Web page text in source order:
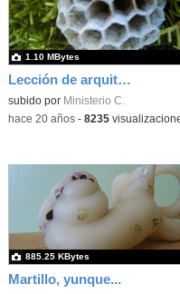
Lección de arquitectura
subido por Ministerio C.
1.10 MBytes
-hace 20 años- 8235
Martillo, yunque...
885.25 KBytes